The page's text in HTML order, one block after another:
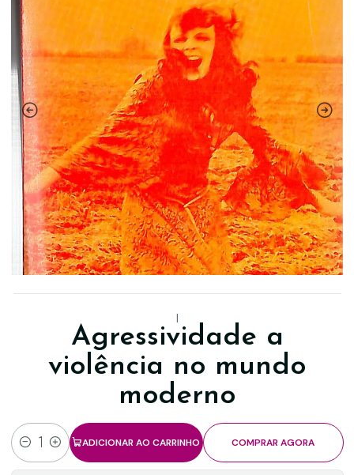
|
Agressividade a
violência no mundo
moderno
Quantidade
ADICIONAR AO CARRINHO COMPRAR AGORA